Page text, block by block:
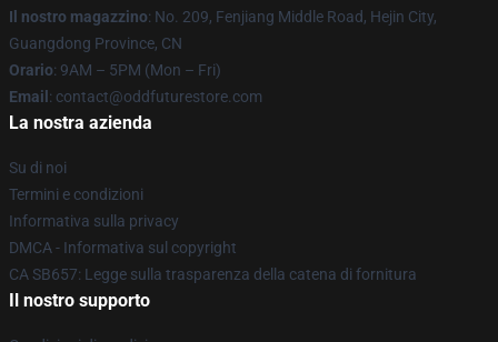
Il nostro magazzino: No. 209, Fenjiang Middle Road, Hejin City,
Guangdong Province, CN
Orario: 9AM – 5PM (Mon – Fri)
Email : contact@oddfuturestore.com
La nostra azienda
Su di noi
Termini e condizioni
Informativa sulla privacy
DMCA - Informativa sul copyright
CA SB657: Legge sulla trasparenza della catena di fornitura
Il nostro supporto